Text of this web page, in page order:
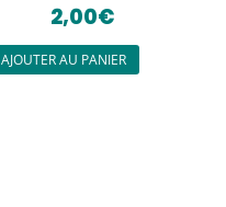
2,00€
AJOUTER AU PANIER